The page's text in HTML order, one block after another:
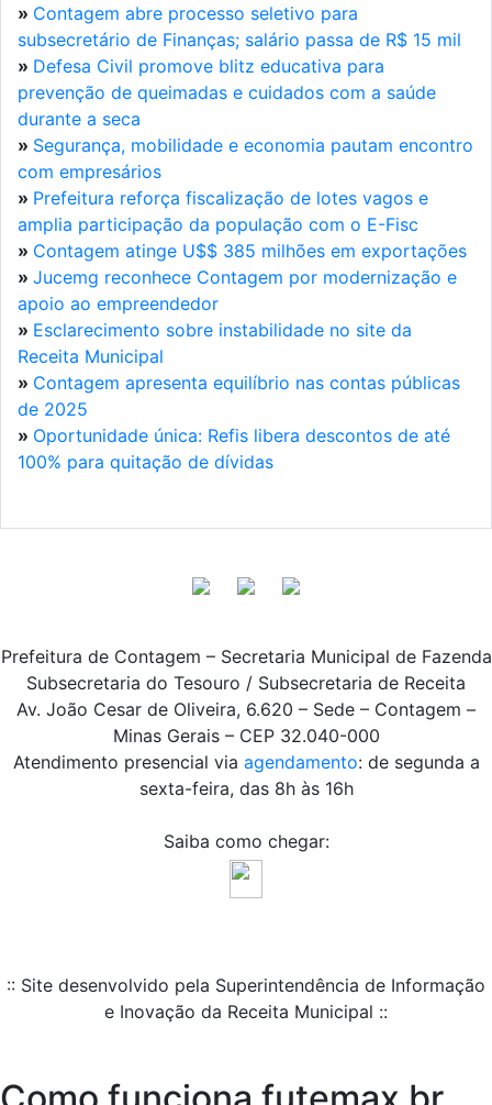
» Contagem abre processo seletivo para
subsecretário de Finanças; salário passa de R$ 15 mil
» Defesa Civil promove blitz educativa para
prevenção de queimadas e cuidados com a saúde
durante a seca
» Segurança, mobilidade e economia pautam encontro
com empresários
» Prefeitura reforça fiscalização de lotes vagos e
amplia participação da população com o E-Fisc
» Contagem atinge U$$ 385 milhões em exportações
» Jucemg reconhece Contagem por modernização e
apoio ao empreendedor
» Esclarecimento sobre instabilidade no site da
Receita Municipal
» Contagem apresenta equilíbrio nas contas públicas
de 2025
» Oportunidade única: Refis libera descontos de até
100% para quitação de dívidas
Prefeitura de Contagem – Secretaria Municipal de Fazenda
Subsecretaria do Tesouro / Subsecretaria de Receita
Av. João Cesar de Oliveira, 6.620 – Sede – Contagem –
Minas Gerais – CEP 32.040-000
Atendimento presencial via agendamento: de segunda a
sexta-feira, das 8h às 16h
Saiba como chegar:
:: Site desenvolvido pela Superintendência de Informação
e Inovação da Receita Municipal ::